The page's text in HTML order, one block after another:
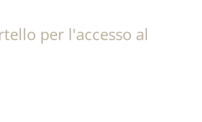
per l'accesso al